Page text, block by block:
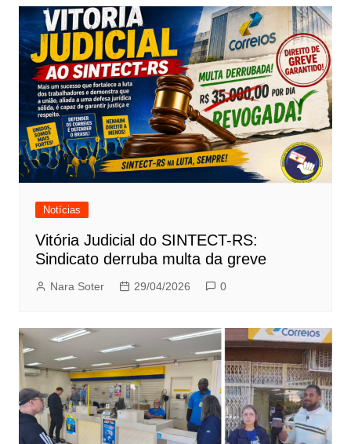
Notícias
Vitória Judicial do SINTECT-RS:
Sindicato derruba multa da greve
Nara Soter 29/04/2026 0